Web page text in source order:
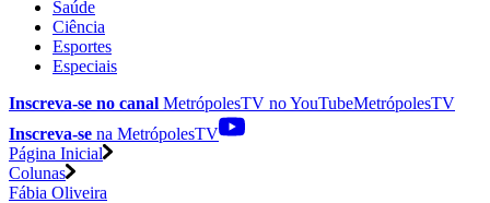
Saúde
Ciência
Esportes
Especiais
Inscreva-se no canal MetrópolesTV noYouTubeMetrópolesTV
Inscreva-se na MetrópolesTV
Página Inicial
Colunas
Fábia Oliveira